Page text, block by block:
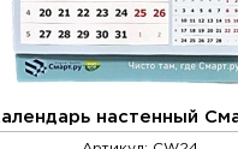
настенный